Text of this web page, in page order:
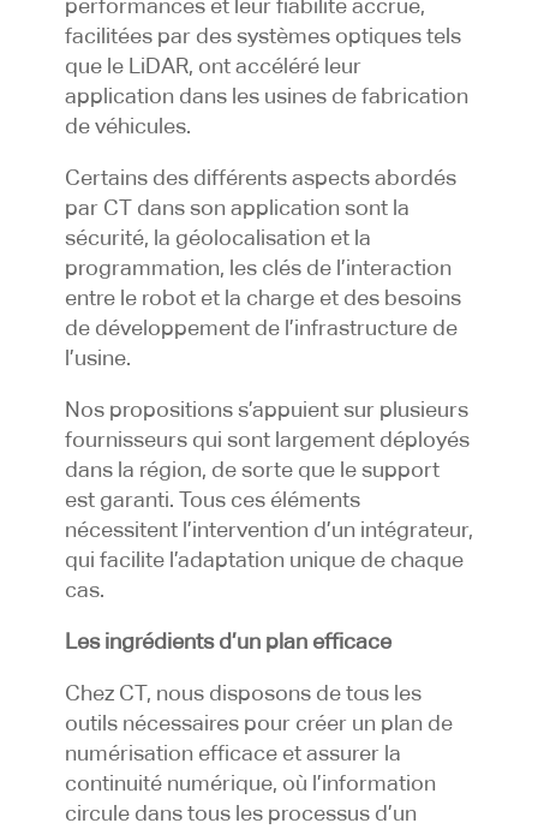
performances et leur fiabilité accrue,
facilitées par des systèmes optiques tels
que le LiDAR, ont accéléré leur
application dans les usines de fabrication
de véhicules.
Certains des différents aspects abordés
par CT dans son application sont la
sécurité, la géolocalisation et la
programmation, les clés de l’interaction
entre le robot et la charge et des besoins
de développement de l’infrastructure de
l’usine.
Nos propositions s’appuient sur plusieurs
fournisseurs qui sont largement déployés
dans la région, de sorte que le support
est garanti. Tous ces éléments
nécessitent l’intervention d’un intégrateur,
qui facilite l’adaptation unique de chaque
cas.
Les ingrédients d’un plan efficace
Chez CT, nous disposons de tous les
outils nécessaires pour créer un plan de
numérisation efficace et assurer la
continuité numérique, où l’information
circule dans tous les processus d’un